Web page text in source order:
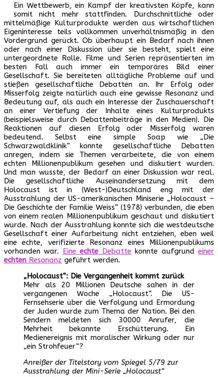
Ein Wettbewerb, ein Kampf der kreativsten Köpfe, kann
somit nicht mehr stattfinden. Durchschnittliche oder
mittelmäßige Kulturprodukte werden aus wirtschaftlichen
Eigeninteresse teils vollkommen unverhältnismäßig in den
Vordergrund gerückt. Ob überhaupt ein Bedarf nach ihnen
oder nach einer Diskussion über sie besteht, spielt eine
untergeordnete Rolle. Filme und Serien repräsentierten im
besten Fall auch immer ein temporäres Bild einer
Gesellschaft. Sie bereiteten alltägliche Probleme auf und
stießen gesellschaftliche Debatten an. Ihr Erfolg oder
Misserfolg zeigte natürlich auch eine gewisse Resonanz und
Bedeutung auf, als auch ein Interesse der Zuschauerschaft
an einer Vertiefung der Inhalte eines Kulturprodukts
(beispielsweise durch Debattenbeiträge in den Medien). Die
Reaktionen auf diesen Erfolg oder Misserfolg waren
bedeutend. Selbst eine simple Soap wie „Die
Schwarzwaldklinik“ konnte gesellschaftliche Debatten
anregen, indem sie Themen verarbeitete, die von einem
echten Millionenpublikum gesehen und diskutiert wurden.
Und man wusste, der Bedarf an einer Diskussion war real.
Die gesellschaftliche Auseinandersetzung mit dem
Holocaust ist in (West-)Deutschland eng mit der
Ausstrahlung der US-amerikanischen Miniserie „Holocaust –
Die Geschichte der Familie Weiss“ (1978) verbunden, die eben
von einem realen Millionenpublikum geschaut und diskutiert
wurde. Nach der Ausstrahlung konnte sich die westdeutsche
Gesellschaft einer Aufarbeitung nicht entziehen, eben weil
eine echte, verifizierte Resonanz eines Millionenpublikums
vorhanden war. Eineechte Debatte konnte aufgrundeiner
echten Resonanz geführt werden.
„Holocaust“: Die Vergangenheit kommt zurück
Mehr als 20 Millionen Deutsche sahen in der
vergangenen Woche „Holocaust“. Die US-
Fernsehserie über die Verfolgung und Ermordung
der Juden wurde zum Thema der Nation. Bei den
Sendern meldeten sich 30000 Anrufer, die
Mehrheit bekannte Erschütterung. Ein
Medienereignis mit moralischer Wirkung oder nur
„ein Strohfeuer“?
Anreißer der Titelstory vom Spiegel 5/79 zur
Ausstrahlung der Mini-Serie „Holocaust“